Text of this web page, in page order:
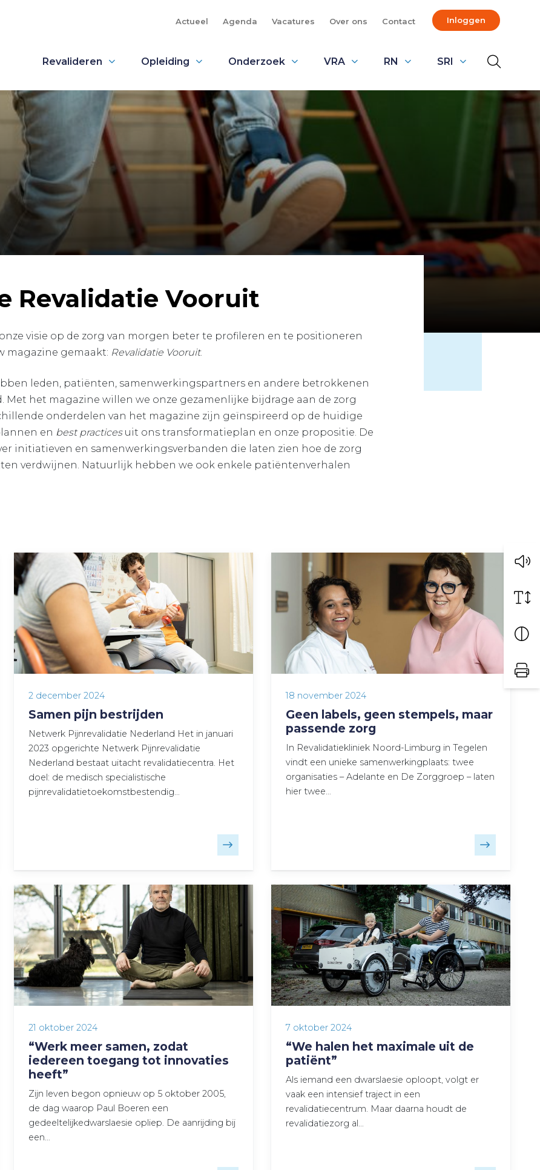
Actueel Agenda Vacatures Over ons Contact Inloggen
Revalideren Opleiding Onderzoek VRA RN SRI
Revalidatie Vooruit
visie op de zorg van morgen beter te profileren en te positioneren
magazine gemaakt: Revalidatie Vooruit.
leden, patiënten, samenwerkingspartners en andere betrokkenen
Met het magazine willen we onze gezamenlijke bijdrage aan de zorg
onderdelen van het magazine zijn geïnspireerd op de huidige
en best practicesuit ons transformatieplan en onze propositie. De
initiatieven en samenwerkingsverbanden die laten zien hoe de zorg
verdwijnen. Natuurlijk hebben we ook enkele patiëntenverhalen
2 december 2024
Samen pijn bestrijden
Netwerk Pijnrevalidatie Nederland Het in januari
2023 opgerichte Netwerk Pijnrevalidatie
Nederland bestaat uitacht revalidatiecentra. Het
doel: de medisch specialistische
pijnrevalidatietoekomstbestendig…
18 november 2024
Geen labels, geen stempels, maar
passende zorg
In Revalidatiekliniek Noord-Limburg in Tegelen
vindt een unieke samenwerkingplaats: twee
organisaties – Adelante en De Zorggroep – laten
hier twee…
21 oktober 2024
“Werk meer samen, zodat
iedereen toegang tot innovaties
heeft”
Zijn leven begon opnieuw op 5 oktober 2005,
de dag waarop Paul Boeren een
gedeeltelijkedwarslaesie opliep. De aanrijding bij
een…
7 oktober 2024
“We halen het maximale uit de
patiënt”
Als iemand een dwarslaesie oploopt, volgt er
vaak een intensief traject in een
revalidatiecentrum. Maar daarna houdt de
revalidatiezorg al…